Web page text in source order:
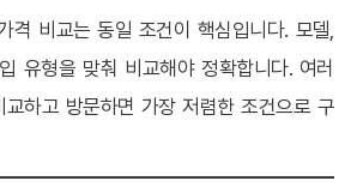
격 비교는 동일 조건이 핵심입니다. 모델,
유형을 맞춰 비교해야 정확합니다. 여러
교하고 방문하면 가장 저렴한 조건으로 구